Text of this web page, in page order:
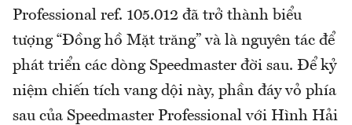
Professional ref. 105.012 đã trở thành biểu
tượng “Đồng hồ Mặt trăng” và là nguyên tác để
phát triển các dòng Speedmaster đời sau. Để kỷ
niệm chiến tích vang dội này, phần đáy vỏ phía
sau của Speedmaster Professional với Hình Hải